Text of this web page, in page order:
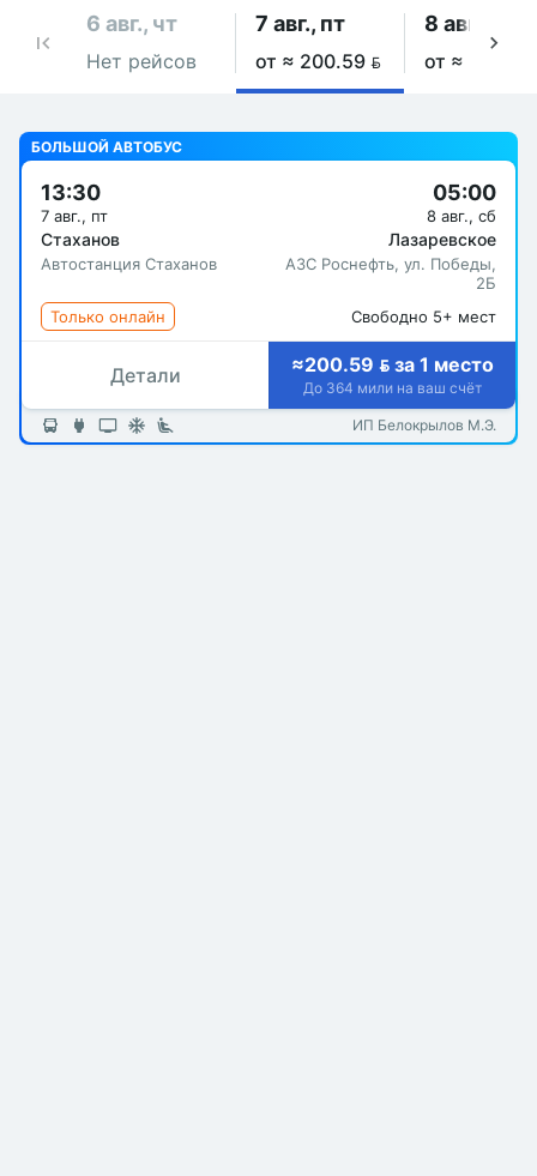
6 авг., чт
Нет рейсов
7 авг., пт
от ≈ 200.59 
8 авг., сб
от ≈
БОЛЬШОЙ АВТОБУС
13:30
7 авг., пт
Стаханов
Автостанция Стаханов
05:00
8 авг., сб
Лазаревское
АЗС Роснефть, ул. Победы,
2Б
Только онлайн
Свободно 5+ мест
Детали ≈200.59  за 1 место
До 364 мили на ваш счёт
ИП Белокрылов М.Э.